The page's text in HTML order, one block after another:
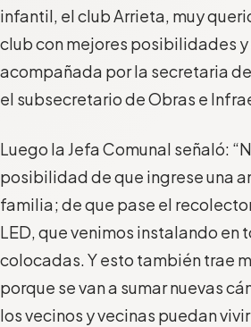
infantil, el club Arrieta, muy
club con mejores posibilidades
acompañada por la secretaria
el subsecretario de Obras e
Luego la Jefa Comunal señaló:
posibilidad de que ingrese una
familia; de que pase el
LED, que venimos instalando en
colocadas. Y esto también trae
porque se van a sumar nuevas
los vecinos y vecinas puedan